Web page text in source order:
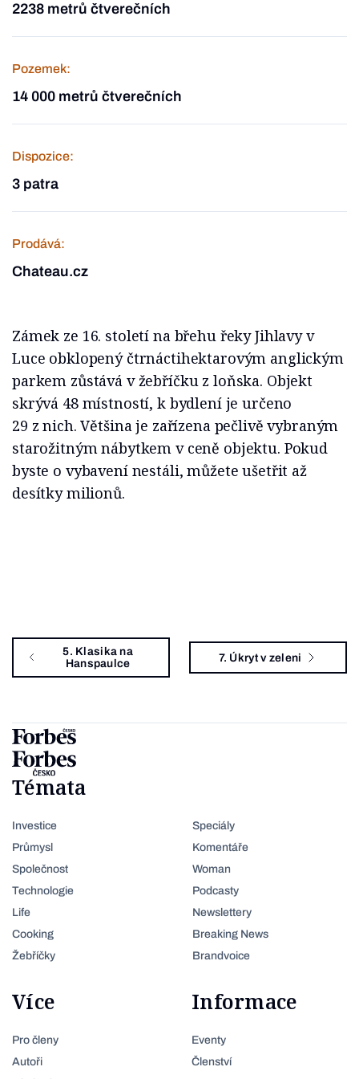
2238 metrů čtverečních
Pozemek:
14 000 metrů čtverečních
Dispozice:
3 patra
Prodává:
Chateau.cz
Zámek ze 16. století na břehu řeky Jihlavy v
Luce obklopený čtrnáctihektarovým anglickým
parkem zůstává v žebříčku z loňska. Objekt
skrývá 48 místností, k bydlení je určeno
29 z nich. Většina je zařízena pečlivě vybraným
starožitným nábytkem v ceně objektu. Pokud
byste o vybavení nestáli, můžete ušetřit až
desítky milionů.
5. Klasika na
Hanspaulce
7. Úkryt v zeleni
Témata
Investice
Průmysl
Společnost
Technologie
Life
Cooking
Žebříčky
Speciály
Komentáře
Woman
Podcasty
Newslettery
Breaking News
Brandvoice
Více
Pro členy
Autoři
Informace
Eventy
Členství